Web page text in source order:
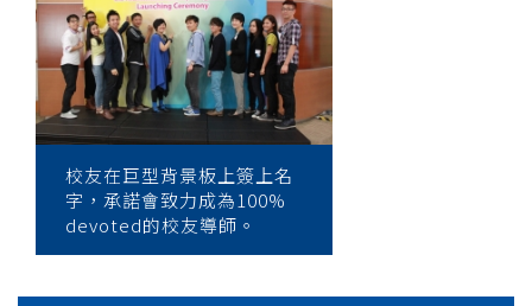
校友在巨型背景板上簽上名
字，承諾會致力成為100%
devoted的校友導師。